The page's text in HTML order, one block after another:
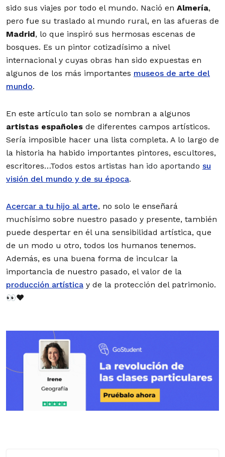
sido sus viajes por todo el mundo. Nació en Almería,
pero fue su traslado al mundo rural, en las afueras de
Madrid, lo que inspiró sus hermosas escenas de
bosques. Es un pintor cotizadísimo a nivel
internacional y cuyas obras han sido expuestas en
algunos de los más importantes museos de arte del
mundo.
En este artículo tan solo se nombran a algunos
artistas españoles de diferentes campos artísticos.
Sería imposible hacer una lista completa. A lo largo de
la historia ha habido importantes pintores, escultores,
escritores…Todos estos artistas han ido aportando su
visión del mundo y de su época.
Acercar a tu hijo al arte, no solo le enseñará
muchísimo sobre nuestro pasado y presente, también
puede despertar en él una sensibilidad artística, que
de un modo u otro, todos los humanos tenemos.
Además, es una buena forma de inculcar la
importancia de nuestro pasado, el valor de la
producción artística y de la protección del patrimonio.
👀❤